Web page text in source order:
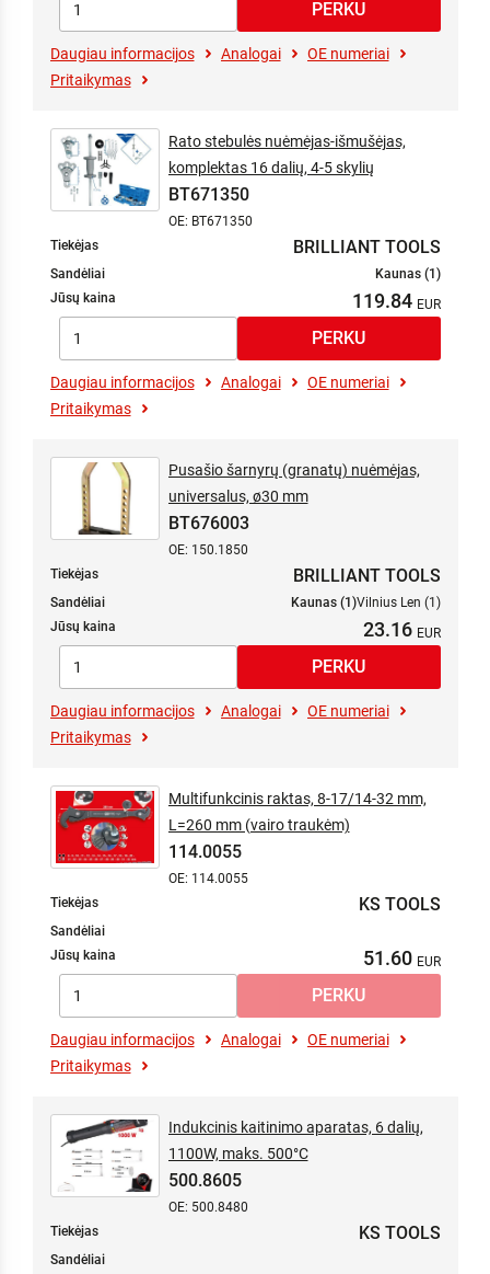
Daugiau informacijos Analogai
OE numeriai
Pritaikymas
Rato stebulės nuėmėjas-išmušėjas,
komplektas 16 dalių, 4-5 skylių
BT671350
OE: BT671350
Tiekėjas
BRILLIANT TOOLS
Sandėliai
Kaunas (1)
Jūsų kaina
119.84
Daugiau informacijos Analogai
OE numeriai
Pritaikymas
Pusašio šarnyrų (granatų) nuėmėjas,
universalus, ø30 mm
BT676003
OE: 150.1850
Tiekėjas
BRILLIANT TOOLS
Sandėliai Kaunas (1)Vilnius Len (1)
Jūsų kaina
23.16
Daugiau informacijos Analogai
OE numeriai
Pritaikymas
Multifunkcinis raktas, 8-17/14-32 mm,
L=260 mm (vairo traukėm)
114.0055
OE: 114.0055
Tiekėjas
KS TOOLS
Sandėliai
Jūsų kaina
51.60
Daugiau informacijos Analogai
OE numeriai
Pritaikymas
Indukcinis kaitinimo aparatas, 6 dalių,
1100W, maks. 500°C
500.8605
OE: 500.8480
Tiekėjas
KS TOOLS
Sandėliai